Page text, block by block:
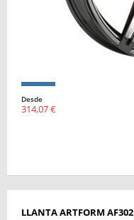
Desde
314,07 €
LLANTA ARTFORM AF302